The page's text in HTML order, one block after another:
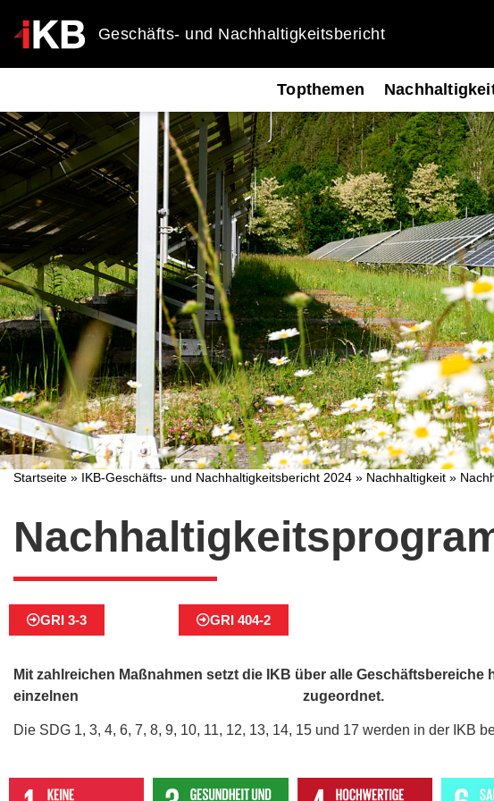
Geschäfts- und Nachhaltigkeitsbericht
Topthemen
Startseite » IKB-Geschäfts- und Nachhaltigkeitsbericht 2024 » Nachhaltigkeit »
GRI 3-3 GRI 404-2
Mit zahlreichen Maßnahmen setzt die IKB über alle
einzelnen
zugeordnet.
Die SDG 1, 3, 4, 6, 7, 8, 9, 10, 11, 12, 13, 14, 15 und 17 werden in der IKB